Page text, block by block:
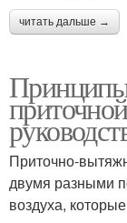
читать дальше →
Приточно-
двумя разными
воздуха,